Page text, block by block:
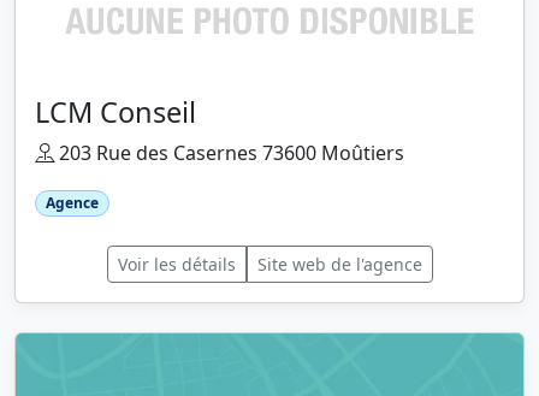
LCM Conseil
203 Rue des Casernes 73600 Moûtiers
Agence
Voir les détails Site web de l'agence